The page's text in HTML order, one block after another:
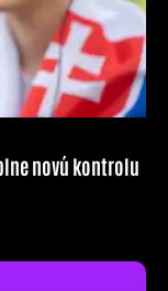
novú kontrolu